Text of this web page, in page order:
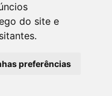
do site e
preferências
os direitos reservados